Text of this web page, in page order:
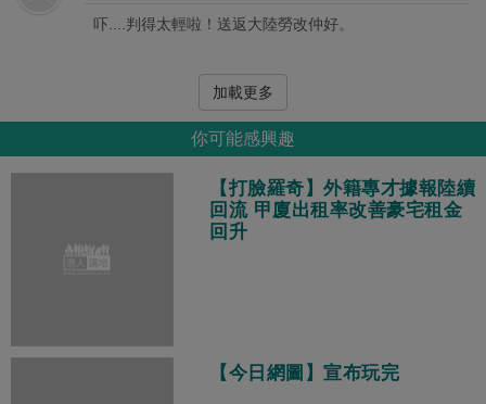
吓....判得太輕啦！送返大陸勞改仲好。
加載更多
你可能感興趣
【打臉羅奇】外籍專才據報陸續
回流 甲廈出租率改善豪宅租金
回升
【今日網圖】宣布玩完